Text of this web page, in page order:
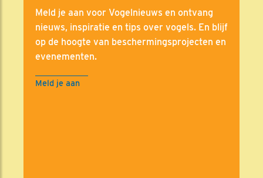
Meld je aan voor Vogelnieuws en ontvang
nieuws, inspiratie en tips over vogels. En blijf
op de hoogte van beschermingsprojecten en
evenementen.
Meld je aan